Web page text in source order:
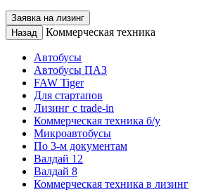
Заявка на лизинг
Назад
Коммерческая техника
Автобусы
Автобусы ПАЗ
FAW Tiger
Для стартапов
Лизинг с trade-in
Коммерческая техника б/у
Микроавтобусы
По 3-м документам
Валдай 12
Валдай 8
Коммерческая техника в лизинг